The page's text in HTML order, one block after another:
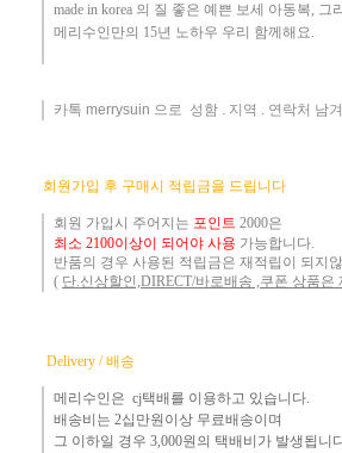
made in korea 의 질 좋은 예쁜 보세 아동복, 그
메리수인만의 15년 노하우 ​우리 함께해요.
카톡 merrysuin 으로 성함 . 지역 . 연락처 남
회원가입 후 구매시 적립금을 드립니다
회원 가입시 주어지는 포인트 2000은
최소 2100이상이 되어야 사용 가능합니다.
반품의 경우 사용된 적립금은 재적립이 되지
( 단.신상할인,DIRECT/바로배송 ,쿠폰 상품은
Delivery / 배송
메리수인은 cj택배를 이용하고 있습니다.
배송비는 2십만원이상 무료배송이며
그 이하일 경우 3,000원 의 택배비 가 발생됩니